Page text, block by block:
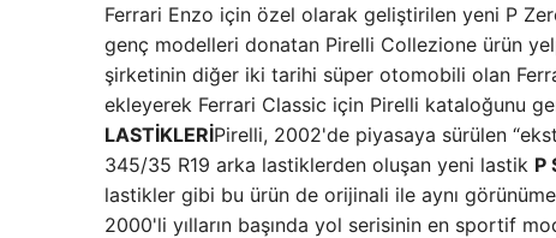
Ferrari Enzo için özel olarak geliştirilen yeni P
genç modelleri donatan Pirelli Collezione ürün
şirketinin diğer iki tarihi süper otomobili olan
ekleyerek Ferrari Classic için Pirelli kataloğunu
LASTİKLERİPirelli, 2002'de piyasaya sürülen
345/35 R19 arka lastiklerden oluşan yeni lastik P
lastikler gibi bu ürün de orijinali ile aynı
2000'li yılların başında yol serisinin en sportif